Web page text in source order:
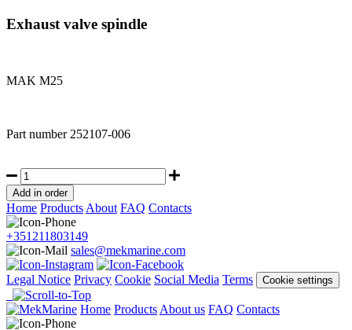
Exhaust valve spindle
MAK M25
Part number252107-006
Home ProductsAbout FAQ Contacts
+351211803149
sales@mekmarine.com
Legal Notice Privacy Cookie Social Media Terms Cookie settings
Home ProductsAbout us FAQ Contacts